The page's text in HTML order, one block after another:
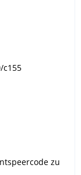
c155
zu